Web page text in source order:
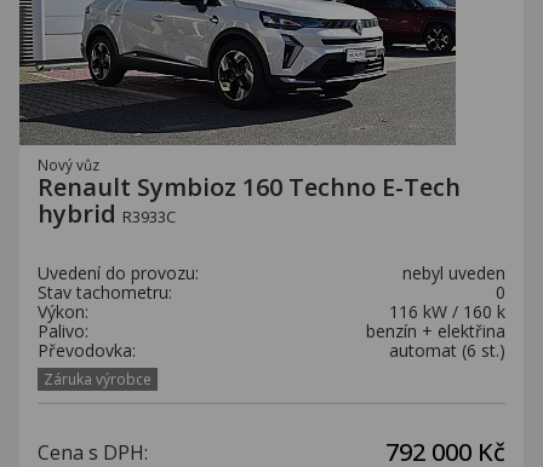
Nový vůz
Renault Symbioz 160 Techno E-Tech
hybrid R3933C
Uvedení do provozu:
nebyl uveden
Stav tachometru:
0
Výkon:
116 kW / 160 k
Palivo:
benzín + elektřina
Převodovka:
automat (6 st.)
Záruka výrobce
Cena s DPH: 792 000 Kč